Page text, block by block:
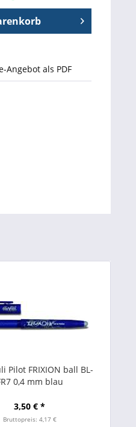
Angebot als PDF
Pilot FRIXION ball BL-
0,4 mm blau
3,50 € *
Bruttopreis: 4,17 €